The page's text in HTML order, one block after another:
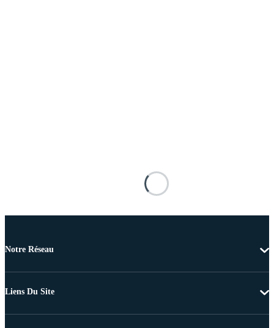
Notre Réseau
Liens Du Site